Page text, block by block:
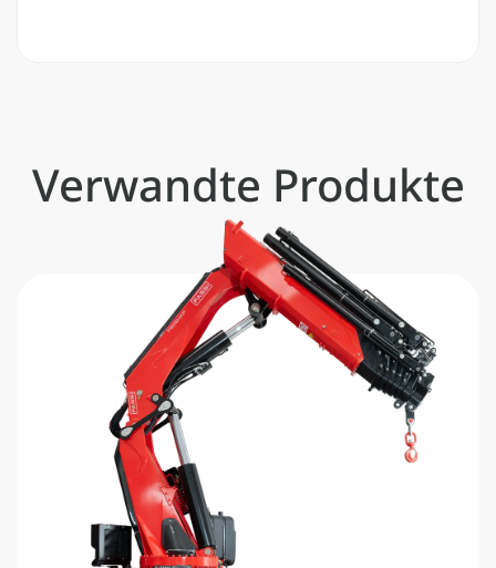
Verwandte Produkte